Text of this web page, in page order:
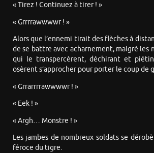
« Tirez ! Continuez à tirer ! »
« Grrrrawwwwr ! »
Alors que l’ennemi tirait des flèches à
de se battre avec acharnement, malgré les
qui le transpercèrent, déchirant et
osèrent s’approcher pour porter le coup de
« Grrarrrrawwwwr ! »
« Eek ! »
« Argh… Monstre ! »
Les jambes de nombreux soldats se
féroce du tigre.